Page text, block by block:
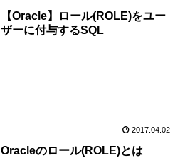
【Oracle】ロール(ROLE)をユー
ザーに付与するSQL
2017.04.02
Oracleのロール(ROLE)とは